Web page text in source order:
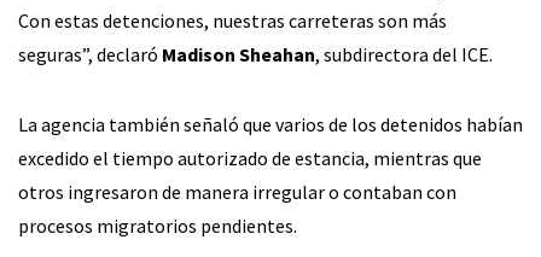
Con estas detenciones, nuestras carreteras son más
seguras”, declaró Madison Sheahan, subdirectora del ICE.
La agencia también señaló que varios de los detenidos habían
excedido el tiempo autorizado de estancia, mientras que
otros ingresaron de manera irregular o contaban con
procesos migratorios pendientes.